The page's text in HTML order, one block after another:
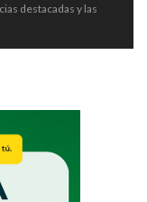
destacadas y las